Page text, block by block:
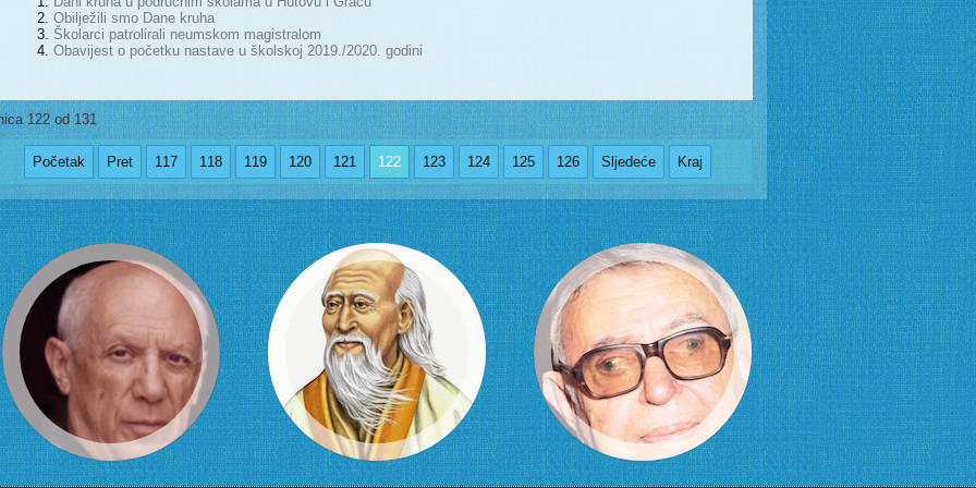
Obilježili smo Dane kruha
Školarci patrolirali neumskom magistralom
Obavijest o početku nastave u školskoj 2019./2020. godini
122 od 131
Početak Pret 117 118 119 120 121 122 123 124 125 126 Sljedeće Kraj